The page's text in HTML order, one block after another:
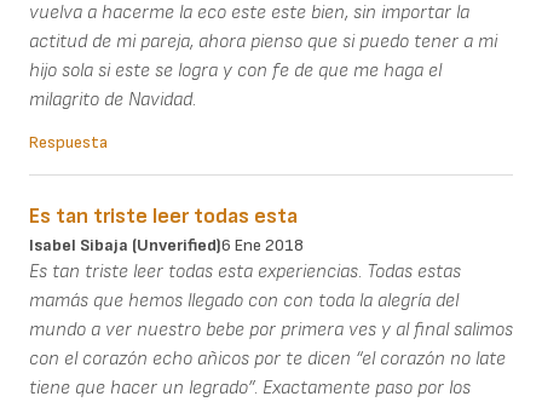
vuelva a hacerme la eco este este bien, sin importar la
actitud de mi pareja, ahora pienso que si puedo tener a mi
hijo sola si este se logra y con fe de que me haga el
milagrito de Navidad.
Respuesta
Es tan triste leer todas esta
Isabel Sibaja (unverified)6 Ene 2018
Es tan triste leer todas esta experiencias. Todas estas
mamás que hemos llegado con con toda la alegría del
mundo a ver nuestro bebe por primera ves y al final salimos
con el corazón echo añicos por te dicen “el corazón no late
tiene que hacer un legrado”. Exactamente paso por los